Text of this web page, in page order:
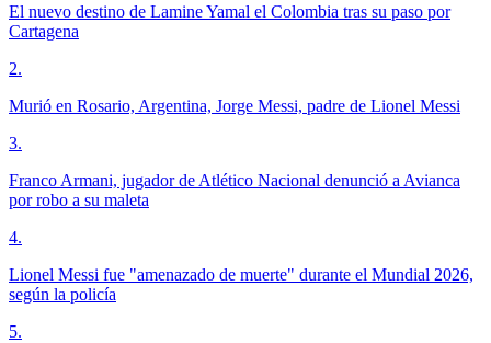
El nuevo destino de Lamine Yamal el Colombia tras su paso por
Cartagena
2.
Murió en Rosario, Argentina, Jorge Messi, padre de Lionel Messi
3.
Franco Armani, jugador de Atlético Nacional denunció a Avianca
por robo a su maleta
4.
Lionel Messi fue "amenazado de muerte" durante el Mundial 2026,
según la policía
5.